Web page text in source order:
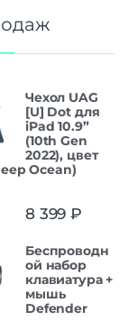
Чехол UAG
[U] Dot для
iPad 10.9”
(10th Gen
2022), цвет
Ocean)
8 399 ₽
Беспроводн
ой набор
клавиатура +
мышь
Defender